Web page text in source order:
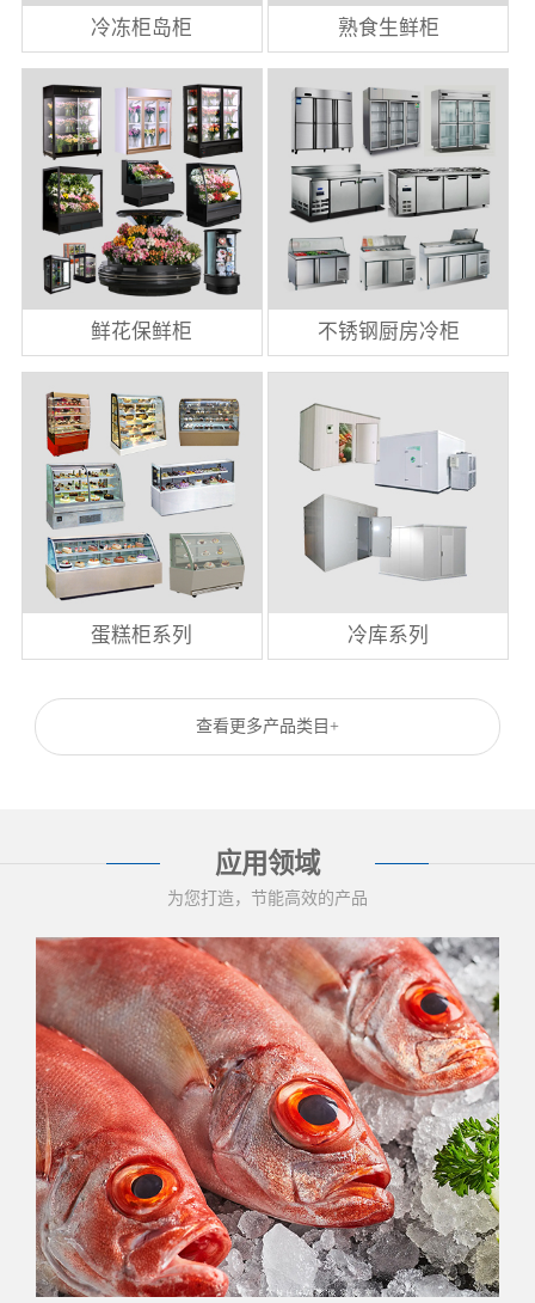
冷冻柜岛柜 熟食生鲜柜
鲜花保鲜柜 不锈钢厨房冷柜
蛋糕柜系列 冷库系列
查看更多产品类目+
应用领域
为您打造，节能高效的产品